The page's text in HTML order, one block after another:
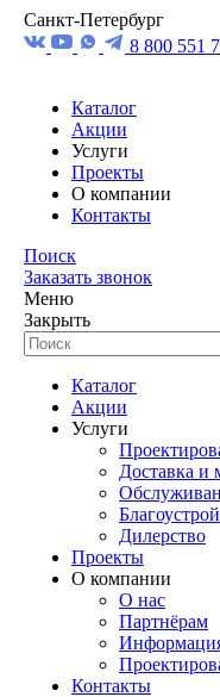
Санкт-Петербург
8 800 551
Каталог
Акции
Услуги
Проекты
О компании
Контакты
Поиск
Заказать звонок
Меню
Закрыть
Каталог
Акции
Услуги
Доставка и
Дилерство
Проекты
О компании
О нас
Партнёрам
Контакты